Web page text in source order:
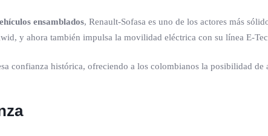
ensamblados, Renault-Sofasa es uno de los actores más
y ahora también impulsa la movilidad eléctrica con su línea E-
confianza histórica, ofreciendo a los colombianos la posibilidad